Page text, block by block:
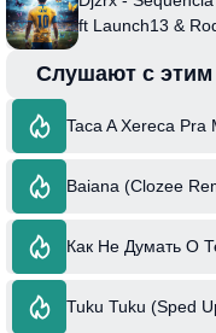
ft Launch13 &
Слушают с этим
Taca A Xereca Pra
Baiana (Clozee
Как Не Думать О
Tuku Tuku (Sped